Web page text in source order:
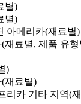
별)
별)
아메리카(재료별)
재료별, 제품 유
)
재료별)
리카 기타 지역(